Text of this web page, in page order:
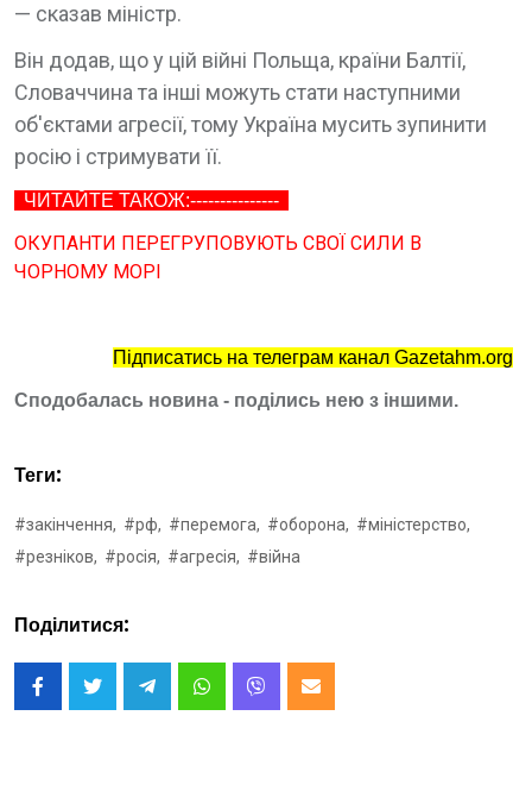
— сказав міністр.
Він додав, що у цій війні Польща, країни Балтії,
Словаччина та інші можуть стати наступними
об'єктами агресії, тому Україна мусить зупинити
росію і стримувати її.
ЧИТАЙТЕ ТАКОЖ:---------------
ОКУПАНТИ ПЕРЕГРУПОВУЮТЬ СВОЇ СИЛИ В
ЧОРНОМУ МОРІ
Підписатись на телеграм канал Gazetahm.org
Сподобалась новина - поділись нею з іншими.
Теги:
#закінчення, #рф, #перемога, #оборона, #міністерство,
#резніков, #росія, #агресія, #війна
Поділитися: